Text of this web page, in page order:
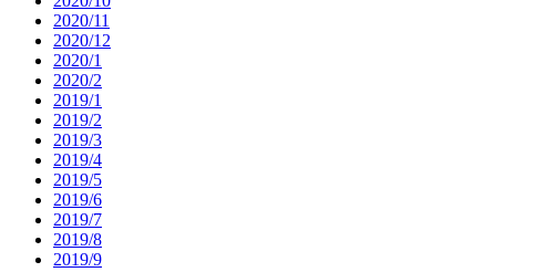
2020/11
2020/12
2020/1
2020/2
2019/1
2019/2
2019/3
2019/4
2019/5
2019/6
2019/7
2019/8
2019/9